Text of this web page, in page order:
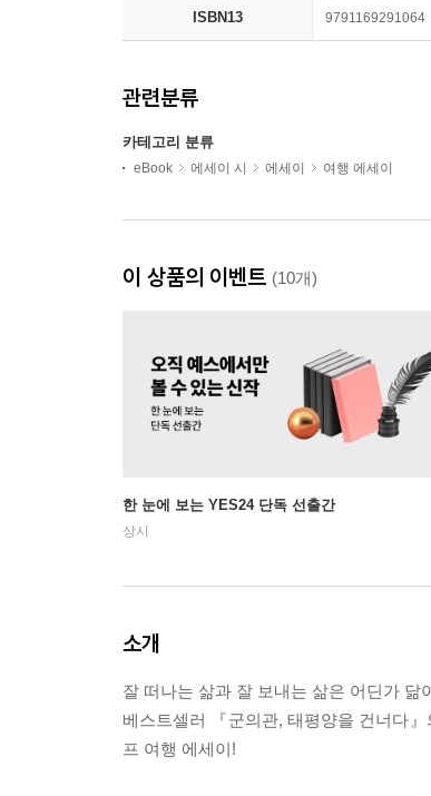
ISBN13 9791169291064
관련분류
카테고리 분류
eBook 에세이 시 에세이 여행 에세이
이 상품의 이벤트 (10개)
한 눈에 보는 YES24 단독 선출간
상시
소개
잘 떠나는 삶과 잘 보내는 삶은 어딘가
베스트셀러 『군의관, 태평양을 건너다
프 여행 에세이!